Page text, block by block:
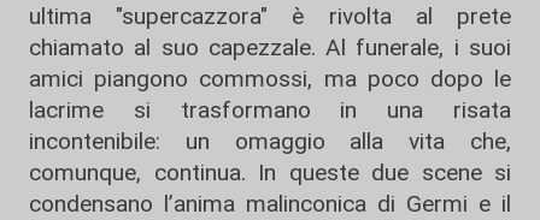
ultima "supercazzora" è rivolta al prete
chiamato al suo capezzale. Al funerale, i suoi
amici piangono commossi, ma poco dopo le
lacrime si trasformano in una risata
incontenibile: un omaggio alla vita che,
comunque, continua. In queste due scene si
condensano l’anima malinconica di Germi e il